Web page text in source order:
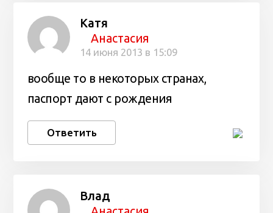
Катя
Анастасия
14 июня 2013 в 15:09
вообще то в некоторых странах,
паспорт дают с рождения
Ответить
Влад